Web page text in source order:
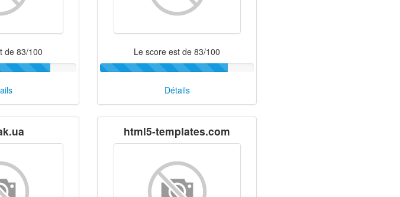
de 83/100 Le score est de 83/100
Détails
html5-templates.com